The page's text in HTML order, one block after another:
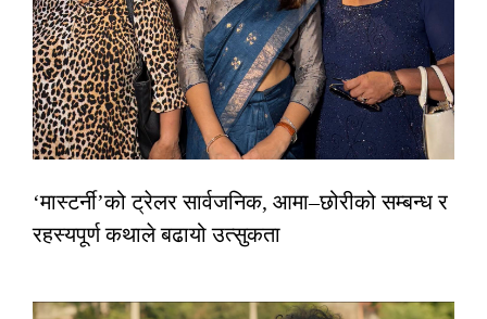
‘मास्टर्नी’को ट्रेलर सार्वजनिक, आमा–छोरीको सम्बन्ध र
रहस्यपूर्ण कथाले बढायो उत्सुकता